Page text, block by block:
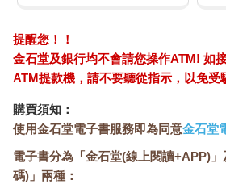
再看一個例子。一個人走在人行橫道上
來，所有人都大聲呼喊，叫他讓開，他
我。他撞我是違反交通法規的，他要負
後，這個行人被卡車撞死了。
這是誰的錯，卡車司機的錯？當然。但
行人的命。
行人那時應該這樣想：不讓，就是我錯
對於第一個例子，法學家認為A錯，經濟
B錯，這就是三種「對錯觀」。
提醒您！！
金石堂及銀行均不會請您操作ATM! 如
ATM提款機，請不要聽從指示，以免受
購買須知：
使用金石堂電子書服務即為同意金石堂
電子書分為「金石堂(線上閱讀+APP)」
碼)」兩種：